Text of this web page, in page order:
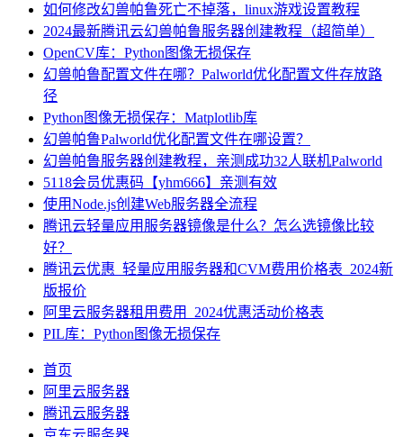
如何修改幻兽帕鲁死亡不掉落，linux游戏设置教程
2024最新腾讯云幻兽帕鲁服务器创建教程（超简单）
OpenCV库：Python图像无损保存
幻兽帕鲁配置文件在哪？Palworld优化配置文件存放路
径
Python图像无损保存：Matplotlib库
幻兽帕鲁Palworld优化配置文件在哪设置？
幻兽帕鲁服务器创建教程，亲测成功32人联机Palworld
5118会员优惠码【yhm666】亲测有效
使用Node.js创建Web服务器全流程
腾讯云轻量应用服务器镜像是什么？怎么选镜像比较
好？
腾讯云优惠_轻量应用服务器和CVM费用价格表_2024新
版报价
阿里云服务器租用费用_2024优惠活动价格表
PIL库：Python图像无损保存
首页
阿里云服务器
腾讯云服务器